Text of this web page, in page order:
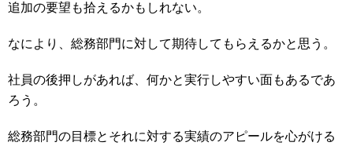
追加の要望も拾えるかもしれない。
なにより、総務部門に対して期待してもらえるかと思う。
社員の後押しがあれば、何かと実行しやすい面もあるであ
ろう。
総務部門の目標とそれに対する実績のアピールを心がける